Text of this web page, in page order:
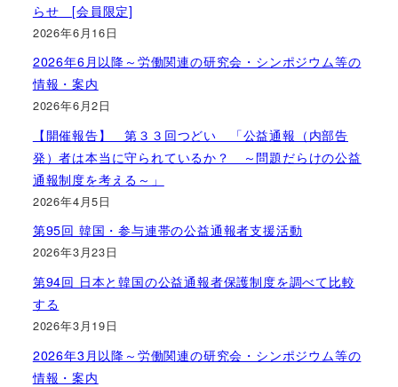
らせ [会員限定]
2026年6月16日
2026年6月以降～労働関連の研究会・シンポジウム等の
情報・案内
2026年6月2日
【開催報告】 第３３回つどい 「公益通報（内部告
発）者は本当に守られているか？ ～問題だらけの公益
通報制度を考える～」
2026年4月5日
第95回 韓国・参与連帯の公益通報者支援活動
2026年3月23日
第94回 日本と韓国の公益通報者保護制度を調べて比較
する
2026年3月19日
2026年3月以降～労働関連の研究会・シンポジウム等の
情報・案内